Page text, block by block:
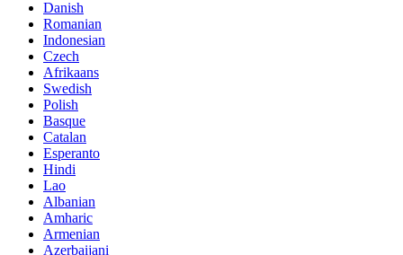
Danish
Romanian
Indonesian
Czech
Afrikaans
Swedish
Polish
Basque
Catalan
Esperanto
Hindi
Lao
Albanian
Amharic
Armenian
Azerbaijani